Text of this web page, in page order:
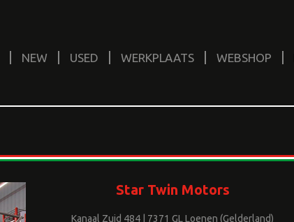
NEW USED WERKPLAATS WEBSHOP
Star Twin Motors
Kanaal Zuid 484 | 7371 GL Loenen (Gelderland)